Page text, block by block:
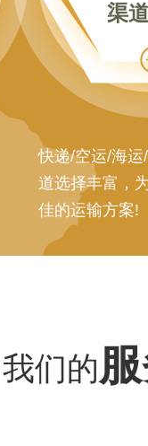
渠
快递/空运/海
道选择丰富，
佳的运输方案!
我们的